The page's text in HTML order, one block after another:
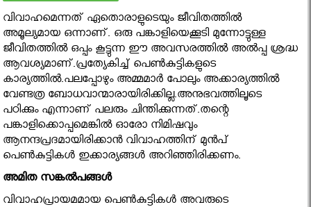
വിവാഹമെന്നത് ഏതൊരാളുടെയും ജീവിതത്തിൽ
അമൂല്യമായ ഒന്നാണ്. ഒരു പങ്കാളിയെക്കൂടി മുന്നോട്ടുള്ള
ജീവിതത്തില്‍ ഒപ്പം കൂട്ടുന്ന ഈ അവസരത്തിൽ അല്‍പ്പ ശ്രദ്ധ
ആവശ്യമാണ്.പ്രത്യേകിച്ച് പെൺകുട്ടികളുടെ
കാര്യത്തിൽ.പലപ്പോഴും അമ്മമാർ പോലും അക്കാര്യത്തിൽ
വേണ്ടത്ര ബോധവാന്മാരായിരിക്കില്ല.അനുഭവത്തിലൂടെ
പഠിക്കും എന്നാണ് പലരും ചിന്തിക്കുന്നത്.തന്റെ
പങ്കാളിക്കൊപ്പമെങ്കില്‍ ഓരോ നിമിഷവും
ആനന്ദപ്രദമായിരിക്കാന്‍ വിവാഹത്തിന് മുന്‍പ്
പെണ്‍കുട്ടികള്‍ ഇക്കാര്യങ്ങള്‍ അറിഞ്ഞിരിക്കണം.
അമിത സങ്കല്‍പങ്ങള്‍
വിവാഹപ്രായമമായ പെണ്‍കുട്ടികള്‍ അവരുടെ